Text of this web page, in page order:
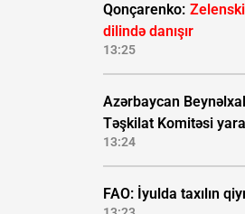
Qonçarenko:
dilində danışır
13:25
Azərbaycan
Təşkilat Komitəsi
13:24
FAO: İyulda taxılın